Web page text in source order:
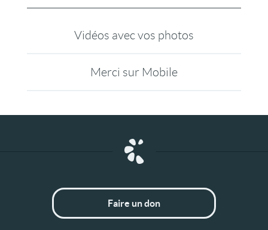
Vidéos avec vos photos
Merci sur Mobile
Faire un don